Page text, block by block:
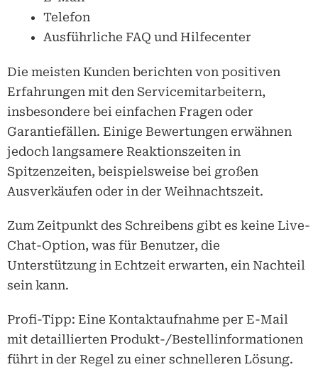
Telefon
Ausführliche FAQ und Hilfecenter
Die meisten Kunden berichten von positiven
Erfahrungen mit den Servicemitarbeitern,
insbesondere bei einfachen Fragen oder
Garantiefällen. Einige Bewertungen erwähnen
jedoch langsamere Reaktionszeiten in
Spitzenzeiten, beispielsweise bei großen
Ausverkäufen oder in der Weihnachtszeit.
Zum Zeitpunkt des Schreibens gibt es keine Live-
Chat-Option, was für Benutzer, die
Unterstützung in Echtzeit erwarten, ein Nachteil
sein kann.
Profi-Tipp: Eine Kontaktaufnahme per E-Mail
mit detaillierten Produkt-/Bestellinformationen
führt in der Regel zu einer schnelleren Lösung.